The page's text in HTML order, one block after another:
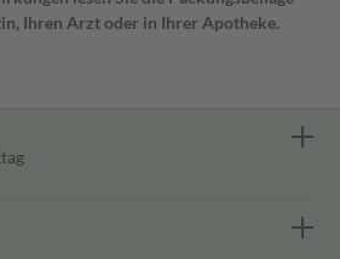
Ihren Arzt oder in Ihrer Apotheke.